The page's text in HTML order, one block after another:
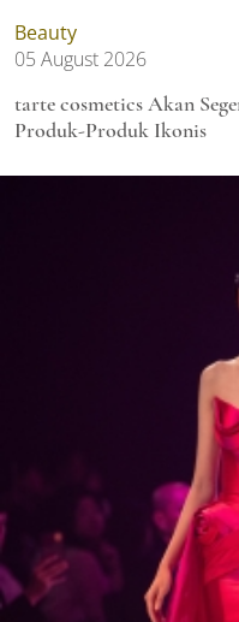
Beauty
05 August 2026
tarte cosmetics Akan
Produk-Produk Ikonis